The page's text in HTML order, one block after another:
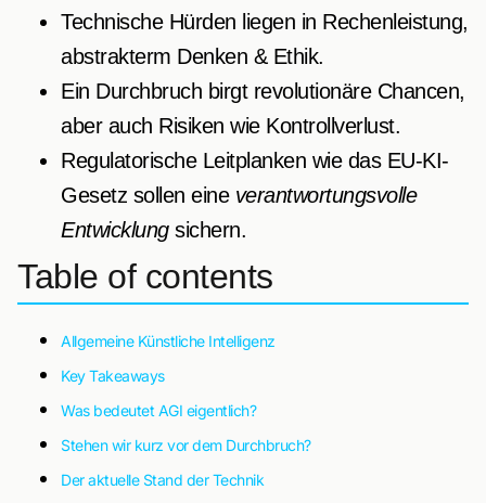
Technische Hürden liegen in Rechenleistung,
abstrakterm Denken & Ethik.
Ein Durchbruch birgt revolutionäre Chancen,
aber auch Risiken wie Kontrollverlust.
Regulatorische Leitplanken wie das EU-KI-
Gesetz sollen eine verantwortungsvolle
Entwicklungsichern.
Table of contents
Allgemeine Künstliche Intelligenz
Key Takeaways
Was bedeutet AGI eigentlich?
Stehen wir kurz vor dem Durchbruch?
Der aktuelle Stand der Technik